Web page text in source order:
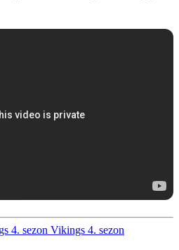
4. sezon Vikings 4. sezon